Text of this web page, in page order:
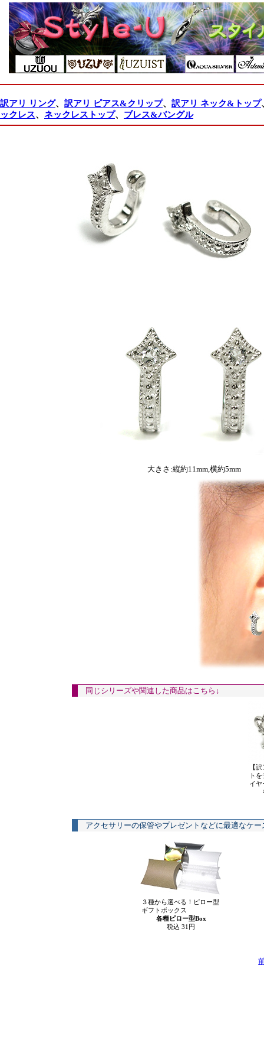
訳アリ リング、 訳アリ ピアス&クリップ、 訳アリ ネック&トップ
ックレス、 ネックレストップ、 ブレス&バングル
大きさ:縦約11mm,横約5mm
同じシリーズや関連した商品はこちら↓
【
ト
イヤ
アクセサリーの保管やプレゼントなどに最適なケ
３種から選べる！ピロー型
ギフトボックス
各種ピロー型Box
税込 31円